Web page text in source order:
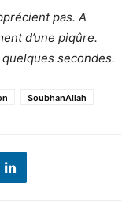
pas. A
d’une piqûre.
secondes.
SoubhanAllah